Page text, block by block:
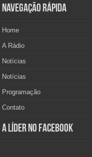
Navegação Rápida
Home
A Rádio
Notícias
Notícias
Programação
Contato
A Líder no Facebook